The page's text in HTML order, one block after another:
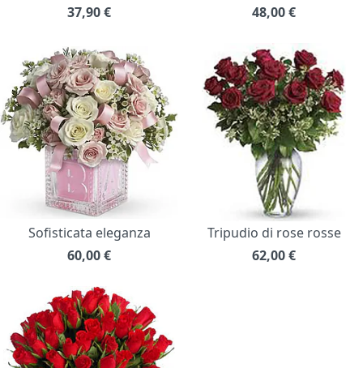
37,90€
48,00€
Sofisticata eleganza
60,00€
Tripudio di rose rosse
62,00€